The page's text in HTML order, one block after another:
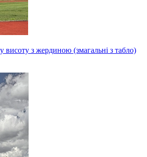
висоту з жердиною (змагальні з табло)